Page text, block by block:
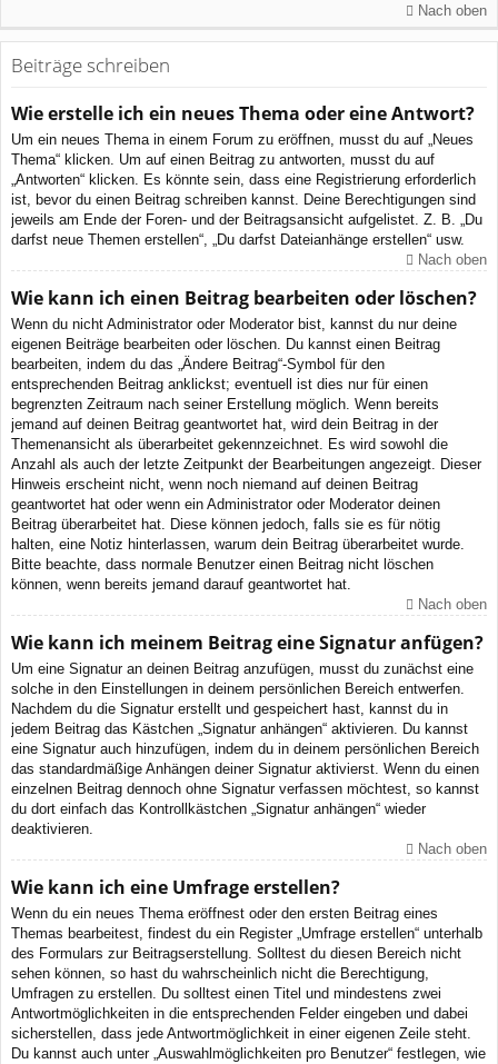
Nach oben
Beiträge schreiben
Wie erstelle ich ein neues Thema oder eine Antwort?
Um ein neues Thema in einem Forum zu eröffnen, musst du auf „Neues
Thema“ klicken. Um auf einen Beitrag zu antworten, musst du auf
„Antworten“ klicken. Es könnte sein, dass eine Registrierung erforderlich
ist, bevor du einen Beitrag schreiben kannst. Deine Berechtigungen sind
jeweils am Ende der Foren- und der Beitragsansicht aufgelistet. Z. B. „Du
darfst neue Themen erstellen“, „Du darfst Dateianhänge erstellen“ usw.
Nach oben
Wie kann ich einen Beitrag bearbeiten oder löschen?
Wenn du nicht Administrator oder Moderator bist, kannst du nur deine
eigenen Beiträge bearbeiten oder löschen. Du kannst einen Beitrag
bearbeiten, indem du das „Ändere Beitrag“-Symbol für den
entsprechenden Beitrag anklickst; eventuell ist dies nur für einen
begrenzten Zeitraum nach seiner Erstellung möglich. Wenn bereits
jemand auf deinen Beitrag geantwortet hat, wird dein Beitrag in der
Themenansicht als überarbeitet gekennzeichnet. Es wird sowohl die
Anzahl als auch der letzte Zeitpunkt der Bearbeitungen angezeigt. Dieser
Hinweis erscheint nicht, wenn noch niemand auf deinen Beitrag
geantwortet hat oder wenn ein Administrator oder Moderator deinen
Beitrag überarbeitet hat. Diese können jedoch, falls sie es für nötig
halten, eine Notiz hinterlassen, warum dein Beitrag überarbeitet wurde.
Bitte beachte, dass normale Benutzer einen Beitrag nicht löschen
können, wenn bereits jemand darauf geantwortet hat.
Nach oben
Wie kann ich meinem Beitrag eine Signatur anfügen?
Um eine Signatur an deinen Beitrag anzufügen, musst du zunächst eine
solche in den Einstellungen in deinem persönlichen Bereich entwerfen.
Nachdem du die Signatur erstellt und gespeichert hast, kannst du in
jedem Beitrag das Kästchen „Signatur anhängen“ aktivieren. Du kannst
eine Signatur auch hinzufügen, indem du in deinem persönlichen Bereich
das standardmäßige Anhängen deiner Signatur aktivierst. Wenn du einen
einzelnen Beitrag dennoch ohne Signatur verfassen möchtest, so kannst
du dort einfach das Kontrollkästchen „Signatur anhängen“ wieder
deaktivieren.
Nach oben
Wie kann ich eine Umfrage erstellen?
Wenn du ein neues Thema eröffnest oder den ersten Beitrag eines
Themas bearbeitest, findest du ein Register „Umfrage erstellen“ unterhalb
des Formulars zur Beitragserstellung. Solltest du diesen Bereich nicht
sehen können, so hast du wahrscheinlich nicht die Berechtigung,
Umfragen zu erstellen. Du solltest einen Titel und mindestens zwei
Antwortmöglichkeiten in die entsprechenden Felder eingeben und dabei
sicherstellen, dass jede Antwortmöglichkeit in einer eigenen Zeile steht.
Du kannst auch unter „Auswahlmöglichkeiten pro Benutzer“ festlegen, wie